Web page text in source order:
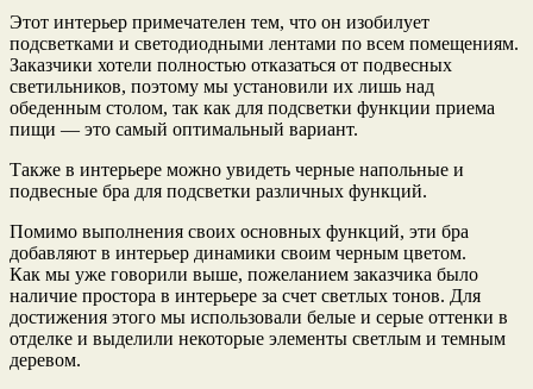
Этот интерьер примечателен тем, что он изобилует
подсветками и светодиодными лентами по всем помещениям.
Заказчики хотели полностью отказаться от подвесных
светильников, поэтому мы установили их лишь над
обеденным столом, так как для подсветки функции приема
пищи — это самый оптимальный вариант.
Также в интерьере можно увидеть черные напольные и
подвесные бра для подсветки различных функций.
Помимо выполнения своих основных функций, эти бра
добавляют в интерьер динамики своим черным цветом.
Как мы уже говорили выше, пожеланием заказчика было
наличие простора в интерьере за счет светлых тонов. Для
достижения этого мы использовали белые и серые оттенки в
отделке и выделили некоторые элементы светлым и темным
деревом.